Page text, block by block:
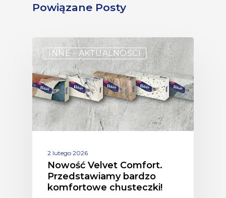
Powiązane Posty
INNE - AKTUALNOŚCI
2 lutego 2026
Nowość Velvet Comfort.
Przedstawiamy bardzo
komfortowe chusteczki!